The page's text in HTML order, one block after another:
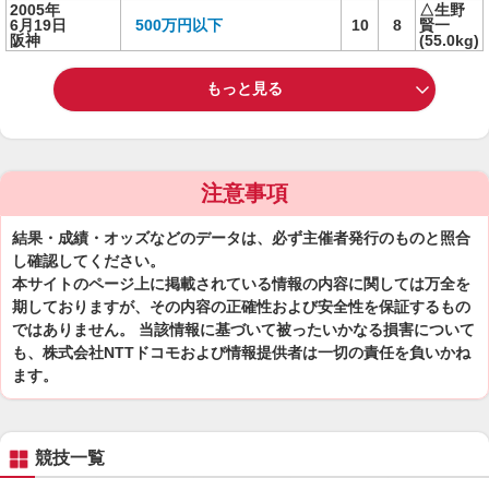
2005年
6月19日
阪神
500万円以下 10 8
△生野
賢一
(55.0kg)
もっと見る
注意事項
結果・成績・オッズなどのデータは、必ず主催者発行のものと照合
し確認してください。
本サイトのページ上に掲載されている情報の内容に関しては万全を
期しておりますが、その内容の正確性および安全性を保証するもの
ではありません。 当該情報に基づいて被ったいかなる損害について
も、株式会社NTTドコモおよび情報提供者は一切の責任を負いかね
ます。
競技一覧